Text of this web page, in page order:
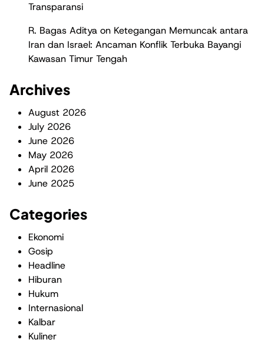
Transparansi
R. Bagas Aditya on Ketegangan Memuncak antara
Iran dan Israel: Ancaman Konflik Terbuka Bayangi
Kawasan Timur Tengah
Archives
August 2026
July 2026
June 2026
May 2026
April 2026
June 2025
Categories
Ekonomi
Gosip
Headline
Hiburan
Hukum
Internasional
Kalbar
Kuliner